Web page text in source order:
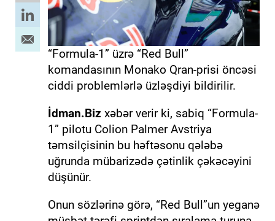
“Formula-1” üzrə “Red Bull”
komandasının Monako Qran-prisi öncəsi
ciddi problemlərlə üzləşdiyi bildirilir.
İdman.Biz xəbər verir ki, sabiq “Formula-
1” pilotu Colion Palmer Avstriya
təmsilçisinin bu həftəsonu qələbə
uğrunda mübarizədə çətinlik çəkəcəyini
düşünür.
Onun sözlərinə görə, “Red Bull”un yeganə